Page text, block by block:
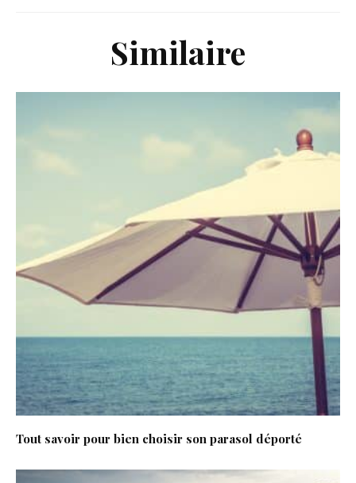
Similaire
Tout savoir pour bien choisir son parasol déporté